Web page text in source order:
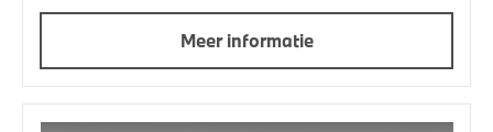
Meer informatie